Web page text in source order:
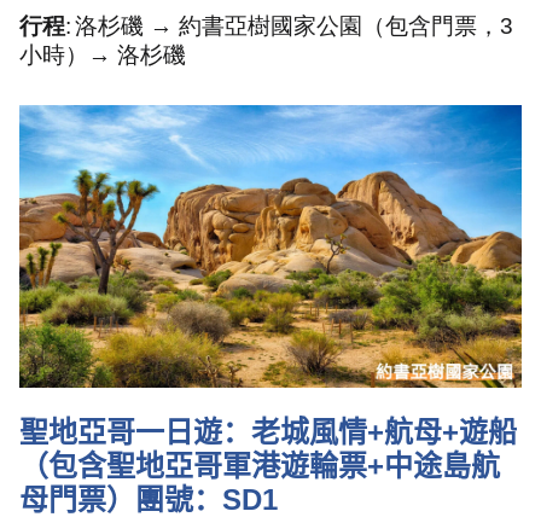
行程:洛杉磯 → 約書亞樹國家公園（包含門票， 3
小時）→ 洛杉磯
聖地亞哥一日遊：老城風情+航母+遊船
（包含聖地亞哥軍港遊輪票+中途島航
母門票）團號： SD1